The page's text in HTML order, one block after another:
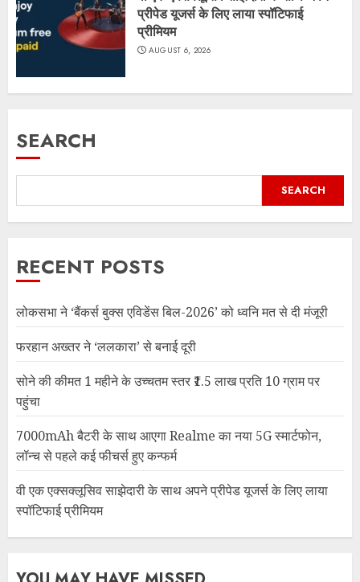
प्रीपेड यूजर्स के लिए लाया स्पॉटिफाई
प्रीमियम
AUGUST 6, 2026
SEARCH
SEARCH
RECENT POSTS
लोकसभा ने ‘बैंकर्स बुक्स एविडेंस बिल-2026’ को ध्वनि मत से दी मंजूरी
फरहान अख्तर ने ‘ललकारा’ से बनाई दूरी
सोने की कीमत 1 महीने के उच्चतम स्तर ₹1.5 लाख प्रति 10 ग्राम पर
पहुंचा
7000mAh बैटरी के साथ आएगा Realme का नया 5G स्मार्टफोन,
लॉन्च से पहले कई फीचर्स हुए कन्फर्म
वी एक एक्सक्लूसिव साझेदारी के साथ अपने प्रीपेड यूजर्स के लिए लाया
स्पॉटिफाई प्रीमियम